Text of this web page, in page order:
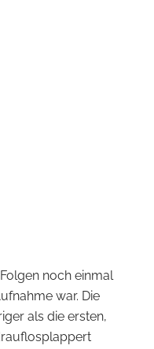
noch einmal
war. Die
als die ersten,